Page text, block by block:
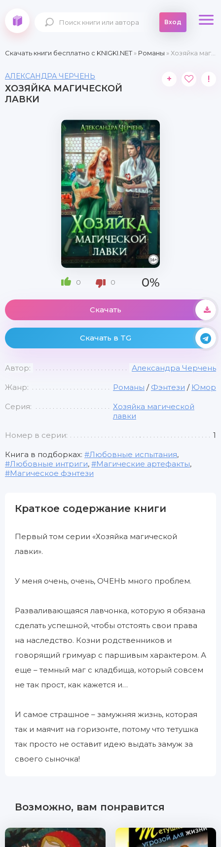
Вход
Скачать книги бесплатно c KNIGKI.NET» Романы » Хозяйка магической лавки
АЛЕКСАНДРА ЧЕРЧЕНЬ
ХОЗЯЙКА МАГИЧЕСКОЙ
ЛАВКИ
+ !
0 0 0%
Скачать
Скачать в TG
Автор: Александра Черчень
Жанр: Романы / Фэнтези / Юмор
Серия:
Хозяйка магической
лавки
Номер в серии: 1
Книга в подборках: Любовные испытания,
Любовные интриги, Магические артефакты,
Магическое фэнтези
Краткое содержание книги
Первый том серии «Хозяйка магической
лавки».
У меня очень, очень, ОЧЕНЬ много проблем.
Разваливающаяся лавчонка, которую я обязана
сделать успешной, чтобы отстоять свои права
на наследство. Козни родственников и
говорящий гримуар с паршивым характером. А
еще – темный маг с кладбища, который совсем
не так прост, как кажется и…
И самое страшное – замужняя жизнь, которая
так и маячит на горизонте, потому что тетушка
так просто не оставит идею выдать замуж за
своего сыночка!
Возможно, вам понравится